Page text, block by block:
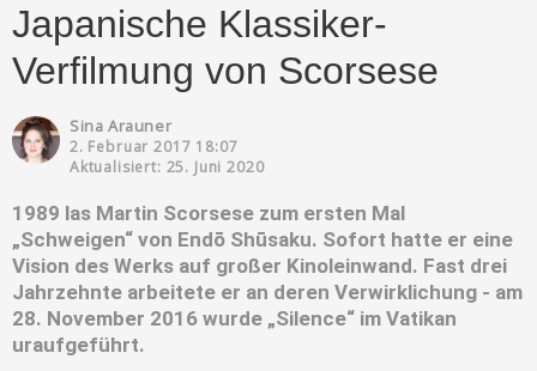
Japanische Klassiker-
Verfilmung von Scorsese
Sina Arauner
2. Februar 2017 18:07
Aktualisiert: 25. Juni 2020
1989 las Martin Scorsese zum ersten Mal
„Schweigen“ von Endō Shūsaku. Sofort hatte er eine
Vision des Werks auf großer Kinoleinwand. Fast drei
Jahrzehnte arbeitete er an deren Verwirklichung - am
28. November 2016 wurde „Silence“ im Vatikan
uraufgeführt.